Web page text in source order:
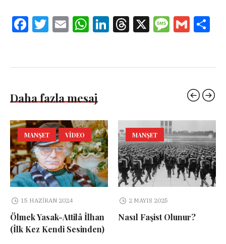
FacebookTwitterEmail WhatsAppLinkedInThreads
X Message
Gmail
Daha fazla mesaj
MANŞET VIDEO
15 HAZIRAN 2024
Ölmek Yasak-Attilâ İlhan
(İlk Kez Kendi Sesinden)
MANŞET
2 MAYIS 2025
Nasıl Faşist Olunur?